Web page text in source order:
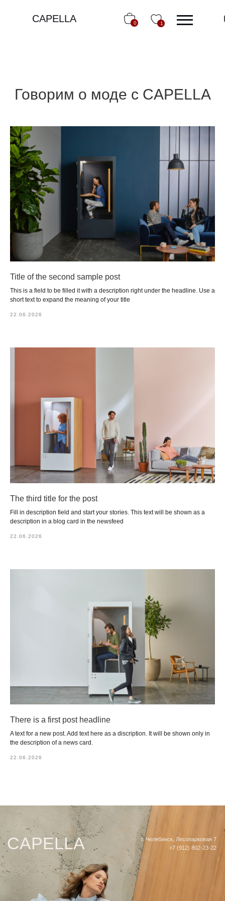
CAPELLA 1
0
Говорим о моде с CAPELLA
Title of the second sample post
This is a field to be filled it with a description right under the headline. Use a
short text to expand the meaning of your title
22.06.2026
The third title for the post
Fill in description field and start your stories. This text will be shown as a
description in a blog card in the newsfeed
22.06.2026
There is a first post headline
A text for a new post. Add text here as a discription. It will be shown only in
the description of a news card.
22.06.2026
г. Челябинск, Лесопарковая 7
+7 (912) 802-23-22
Покупателям
Программа лояльности
Подарочные сертификаты
Индивидуальный заказ
Доставка и оплата
Как сделать возврат
Таблица размеров
Политика конфиденциальности
ИП Прокошина Екатерина Сергеевна